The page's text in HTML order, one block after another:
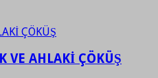
VE AHLAKİ ÇÖKÜŞ